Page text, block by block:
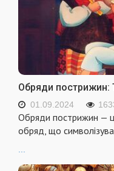
Обряди пострижин:
01.09.2024
Обряди пострижин —
обряд, що